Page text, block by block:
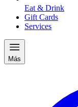
Eat & Drink
Gift Cards
Services
Más